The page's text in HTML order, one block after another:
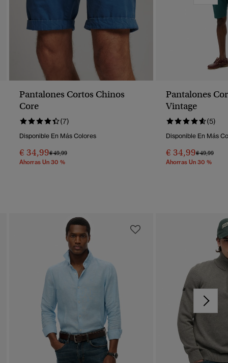
Pantalones Cortos Chinos
Core
(7)
Disponible En Más Colores
€ 34,99Precio Rebajado De
€ 49,99A
Ahorras Un 30 %
Pantalones
Vintage
(5)
Disponible En Más
€ 34,99Precio
€ 49,99A
Ahorras Un 30 %